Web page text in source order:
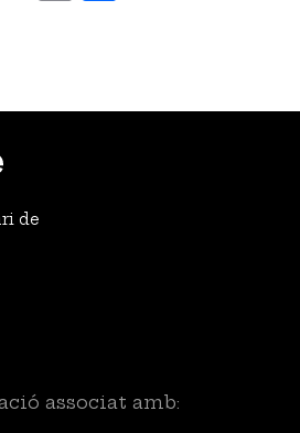
de
associat amb: